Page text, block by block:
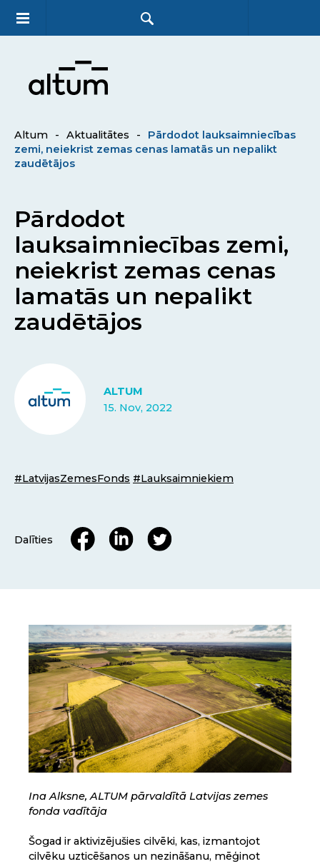
Altum - Aktualitātes -
Pārdodot lauksaimniecības
zemi, neiekrist zemas cenas lamatās un nepalikt
zaudētājos
Pārdodot
lauksaimniecības zemi,
neiekrist zemas cenas
lamatās un nepalikt
zaudētājos
ALTUM
15. Nov, 2022
#LatvijasZemesFonds #Lauksaimniekiem
Dalīties
Ina Alksne, ALTUM pārvaldītā Latvijas zemes
fonda vadītāja
Šogad ir aktivizējušies cilvēki, kas, izmantojot
cilvēku uzticēšanos un nezināšanu, mēģinot